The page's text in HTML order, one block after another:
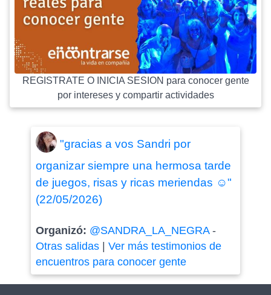
REGISTRATE O INICIA SESION para conocer gente
por intereses y compartir actividades
"gracias a vos Sandri por
organizar siempre una hermosa tarde
de juegos, risas y ricas meriendas ☺️"
(22/05/2026)
Organizó: @SANDRA_LA_NEGRA-
Otras salidas| Ver más testimonios de
encuentros para conocer gente